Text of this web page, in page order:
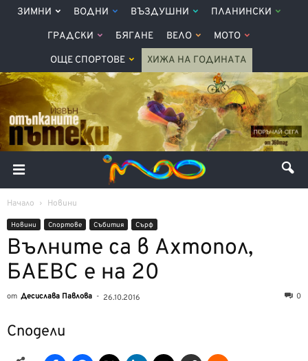
ЗИМНИ ВОДНИ ВЪЗДУШНИ ПЛАНИНСКИ
ГРАДСКИ БЯГАНЕ ВЕЛО МОТО
ОЩЕ СПОРТОВЕ ХИЖА НА ГОДИНАТА
Начало Новини
Новини Спортове Събития Сърф
Вълните са в Ахтопол,
БАЕВС е на 20
от Десислава Павлова - 26.10.2016 0
Сподели